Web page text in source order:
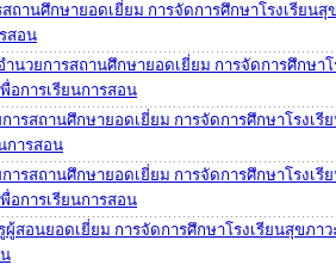
ถานศึกษายอดเยี่ยม การจัดการศึกษาโรงเรียน
สอน
ำนวยการสถานศึกษายอดเยี่ยม การจัดการศึกษา
อการเรียนการสอน
ารสถานศึกษายอดเยี่ยม การจัดการศึกษาโรงเ
การสอน
ารสถานศึกษายอดเยี่ยม การจัดการศึกษาโรงเ
อการเรียนการสอน
ผู้สอนยอดเยี่ยม การจัดการศึกษาโรงเรียนสุขภา